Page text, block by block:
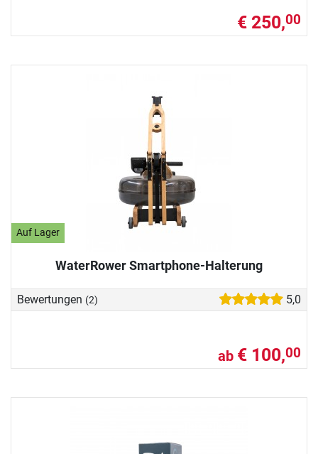
€ 250,00
Auf Lager
WaterRower Smartphone-Halterung
Bewertungen (2) 5,0
ab € 100,00